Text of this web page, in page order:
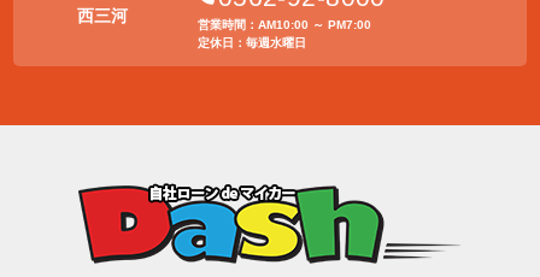
西三河
営業時間：AM10:00 ～ PM7:00
定休日：毎週水曜日